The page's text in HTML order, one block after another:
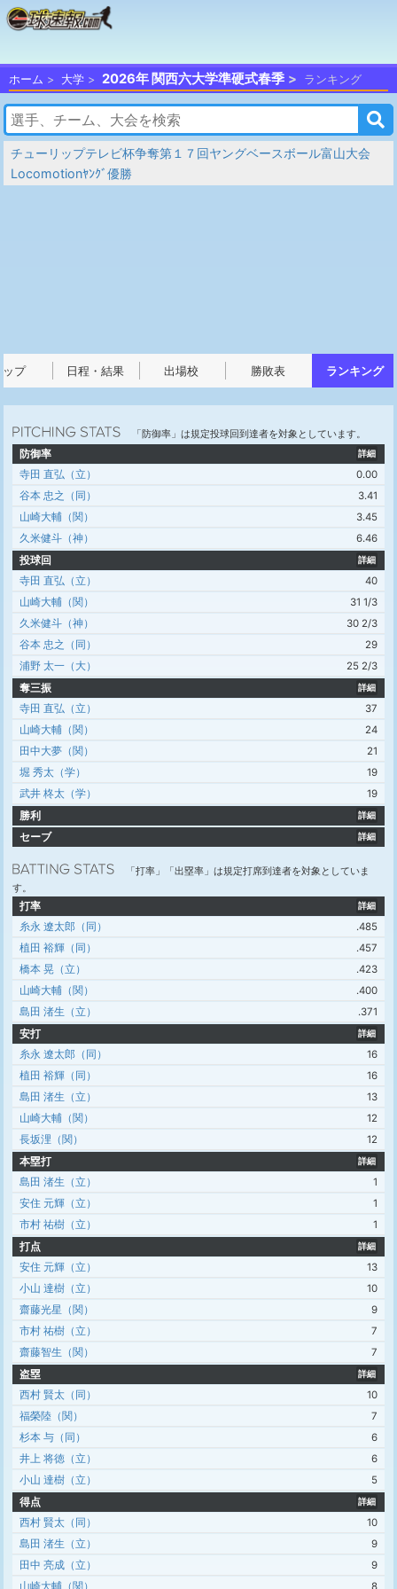
ホーム 大学 2026年 関西六大学準硬式春季 ランキング
チューリップテレビ杯争奪第１７回ヤングベースボール富山大会
Locomotionﾔﾝｸﾞ優勝
ップ 日程・結果 出場校 勝敗表 ランキング
「防御率」は規定投球回到達者を対象としています。
防御率
詳細
寺田 直弘（立）
0.00
谷本 忠之（同）
3.41
山崎大輔（関）
3.45
久米健斗（神）
6.46
投球回
詳細
寺田 直弘（立）
40
山崎大輔（関）
31 1/3
久米健斗（神）
30 2/3
谷本 忠之（同）
29
浦野 太一（大）
25 2/3
奪三振
詳細
寺田 直弘（立）
37
山崎大輔（関）
24
田中大夢（関）
21
堀 秀太（学）
19
武井 柊太（学）
19
勝利
詳細
セーブ 詳細
「打率」「出塁率」は規定打席到達者を対象としていま
す。
打率
詳細
糸永 遼太郎（同）
.485
植田 裕輝（同）
.457
橋本 晃（立）
.423
山崎大輔（関）
.400
島田 渚生（立）
.371
安打
詳細
糸永 遼太郎（同）
16
植田 裕輝（同）
16
島田 渚生（立）
13
山崎大輔（関）
12
長坂浬（関）
12
本塁打
詳細
島田 渚生（立）
1
安住 元輝（立）
1
市村 祐樹（立）
1
打点
詳細
安住 元輝（立）
13
小山 達樹（立）
10
齋藤光星（関）
9
市村 祐樹（立）
7
齋藤智生（関）
7
盗塁
詳細
西村 賢太（同）
10
福榮陸（関）
7
杉本 与（同）
6
井上 将徳（立）
6
小山 達樹（立）
5
得点
詳細
西村 賢太（同）
10
島田 渚生（立）
9
田中 亮成（立）
9
山崎大輔（関）
8